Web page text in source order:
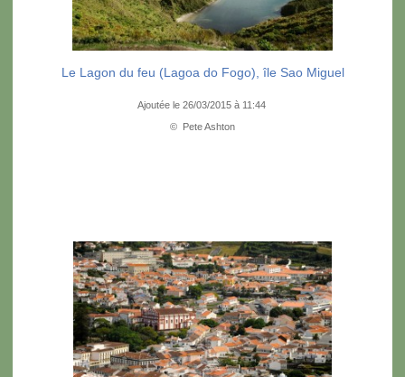
Le Lagon du feu (Lagoa do Fogo), île Sao Miguel
Ajoutée le 26/03/2015 à 11:44
© Pete Ashton